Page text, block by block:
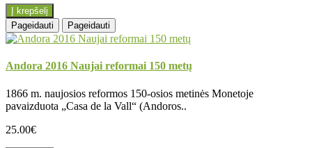
Į krepšelį
Pageidauti
Pageidauti
Andora 2016 Naujai reformai 150 metų
1866 m. naujosios reformos 150-osios metinės Monetoje
pavaizduota „Casa de la Vall“ (Andoros..
25.00€